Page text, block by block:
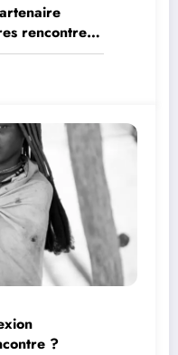
rencontres
?